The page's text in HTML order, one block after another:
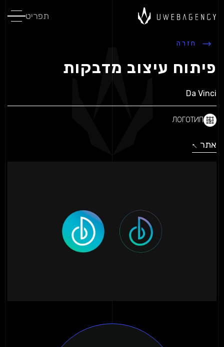
תפריט
חזרה
פיתוח עיצוב מדבקות
Da Vinci
ЛОГОТИП
אתר ↓
↓